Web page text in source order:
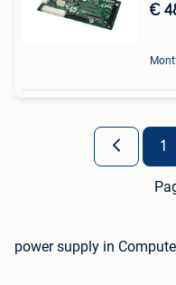
€
1
power supply in